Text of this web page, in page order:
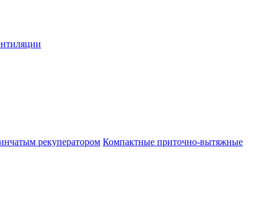
рекуператором Компактные приточно-вытяжные